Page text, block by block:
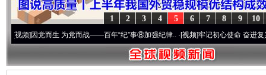
10
9
8
7
6
5
4
3
2
1
党而生 为党而战——百年“纪”事⑧加强纪律..·[视频]牢记初心使命 奋进复兴征程丨“